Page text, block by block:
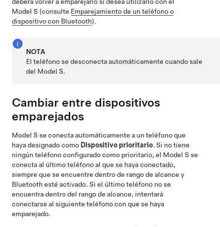
Model S (consulte Emparejamiento de un teléfono o
dispositivo con Bluetooth).
NOTA
El teléfono se desconecta automáticamente cuando sale
del Model S.
Cambiar entre dispositivos
emparejados
Model S se conecta automáticamente a un teléfono que
haya designado como Dispositivo prioritario. Si no tiene
ningún teléfono configurado como prioritario, el Model S se
conecta al último teléfono al que se haya conectado,
siempre que se encuentre dentro de rango de alcance y
Bluetooth esté activado. Si el último teléfono no se
encuentra dentro del rango de alcance, intentará
conectarse al siguiente teléfono con que se haya
emparejado.